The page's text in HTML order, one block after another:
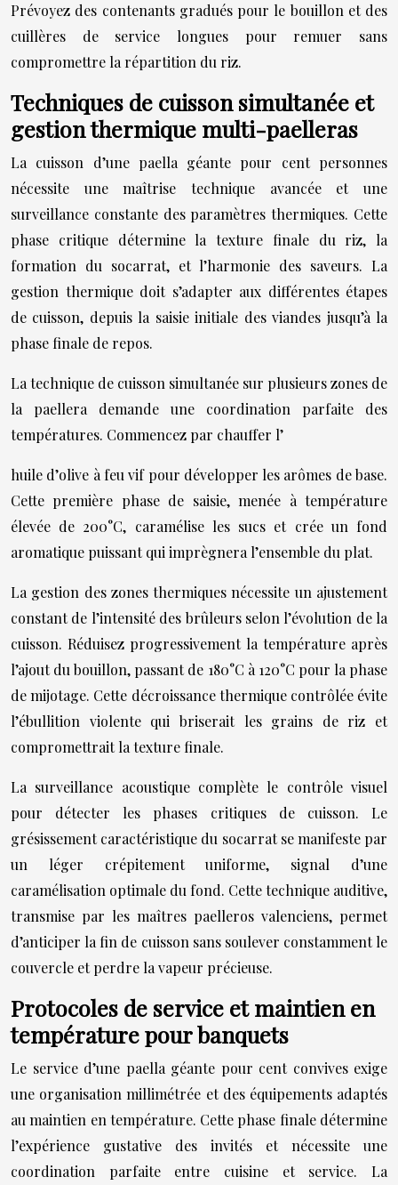
Prévoyez des contenants gradués pour le bouillon et des
cuillères de service longues pour remuer sans
compromettre la répartition du riz.
Techniques de cuisson simultanée et
gestion thermique multi-paelleras
La cuisson d’une paella géante pour cent personnes
nécessite une maîtrise technique avancée et une
surveillance constante des paramètres thermiques. Cette
phase critique détermine la texture finale du riz, la
formation du socarrat, et l’harmonie des saveurs. La
gestion thermique doit s’adapter aux différentes étapes
de cuisson, depuis la saisie initiale des viandes jusqu’à la
phase finale de repos.
La technique de cuisson simultanée sur plusieurs zones de
la paellera demande une coordination parfaite des
températures. Commencez par chauffer l’
huile d’olive à feu vif pour développer les arômes de base.
Cette première phase de saisie, menée à température
élevée de 200°C, caramélise les sucs et crée un fond
aromatique puissant qui imprègnera l’ensemble du plat.
La gestion des zones thermiques nécessite un ajustement
constant de l’intensité des brûleurs selon l’évolution de la
cuisson. Réduisez progressivement la température après
l’ajout du bouillon, passant de 180°C à 120°C pour la phase
de mijotage. Cette décroissance thermique contrôlée évite
l’ébullition violente qui briserait les grains de riz et
compromettrait la texture finale.
La surveillance acoustique complète le contrôle visuel
pour détecter les phases critiques de cuisson. Le
grésissement caractéristique du socarrat se manifeste par
un léger crépitement uniforme, signal d’une
caramélisation optimale du fond. Cette technique auditive,
transmise par les maîtres paelleros valenciens, permet
d’anticiper la fin de cuisson sans soulever constamment le
couvercle et perdre la vapeur précieuse.
Protocoles de service et maintien en
température pour banquets
Le service d’une paella géante pour cent convives exige
une organisation millimétrée et des équipements adaptés
au maintien en température. Cette phase finale détermine
l’expérience gustative des invités et nécessite une
coordination parfaite entre cuisine et service. La